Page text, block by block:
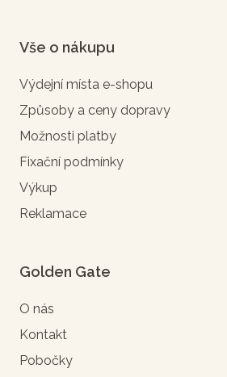
Vše o nákupu
Výdejní místa e-shopu
Způsoby a ceny dopravy
Možnosti platby
Fixační podmínky
Výkup
Reklamace
Golden Gate
O nás
Kontakt
Pobočky